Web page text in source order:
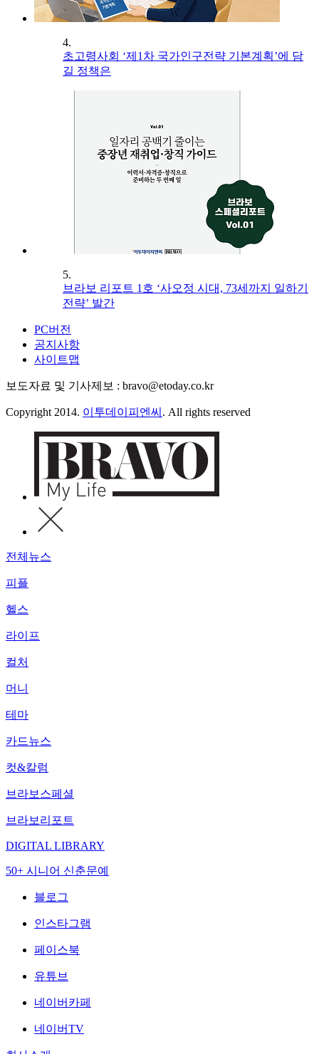
4.
초고령사회 ‘제1차 국가인구전략 기본계획’에 담
길 정책은
5.
브라보 리포트 1호 ‘사오정 시대, 73세까지 일하기
전략’ 발간
PC버전
공지사항
사이트맵
보도자료 및 기사제보 : bravo@etoday.co.kr
Copyright 2014. 이투데이피엔씨 . All rights reserved
전체뉴스
피플
헬스
라이프
컬처
머니
테마
카드뉴스
컷&칼럼
브라보스페셜
브라보리포트
DIGITAL LIBRARY
50+ 시니어 신춘문예
블로그
인스타그램
페이스북
유튜브
네이버카페
네이버TV